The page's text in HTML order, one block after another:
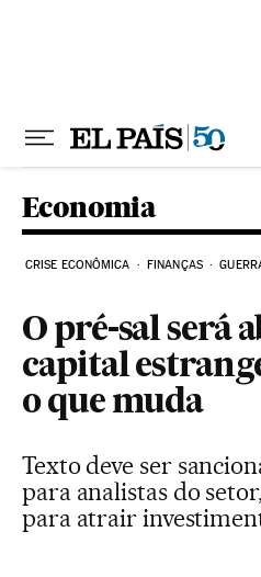
Economia
CRISE ECONÔMICA FINANÇAS
O pré-sal será
capital
o que muda
Texto deve ser
para analistas do
para atrair